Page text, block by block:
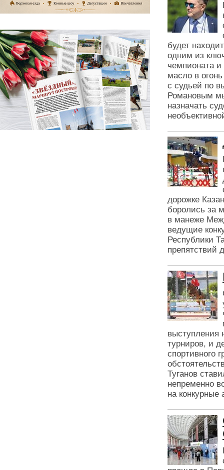
будет
одним из
чемпионата
масло в
с судьей по
Романовым
назначать
дорожке
боролись за
в манеже
ведущие
Республики
препятствий
выступления
турниров, и
спортивного
Туганов
непременно
на конкурные